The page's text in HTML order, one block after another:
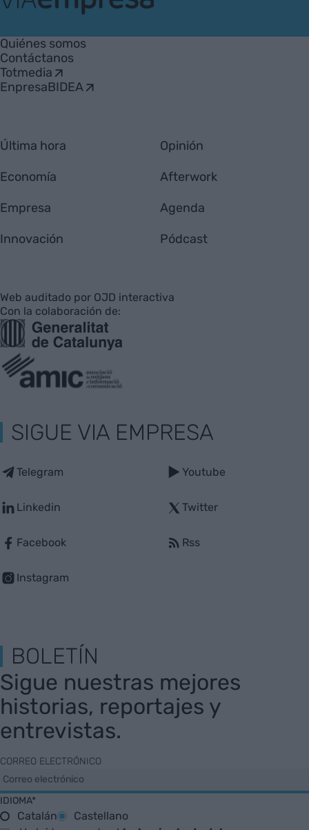
Empresa
Quiénes somos
Contáctanos
Totmedia
EnpresaBIDEA
Última hora
Economía
Empresa
Innovación
Opinión
Afterwork
Agenda
Pódcast
Web auditado por OJD interactiva
Con la colaboración de:
SIGUE VIA EMPRESA
Telegram
Linkedin
Facebook
Instagram
Youtube
Twitter
Rss
BOLETÍN
Sigue nuestras mejores
historias, reportajes y
entrevistas.
CORREO ELECTRÓNICO
IDIOMA*
Catalán
Castellano